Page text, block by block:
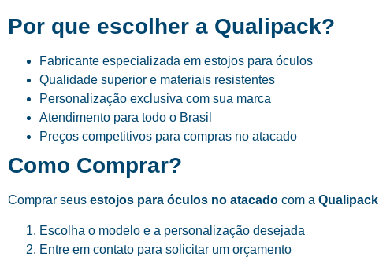
Por que escolher a Qualipack?
Fabricante especializada em estojos para óculos
Qualidade superior e materiais resistentes
Personalização exclusiva com sua marca
Atendimento para todo o Brasil
Preços competitivos para compras no atacado
Como Comprar?
Comprar seus estojos para óculos no atacado com a Qualipack
Escolha o modelo e a personalização desejada
Entre em contato para solicitar um orçamento